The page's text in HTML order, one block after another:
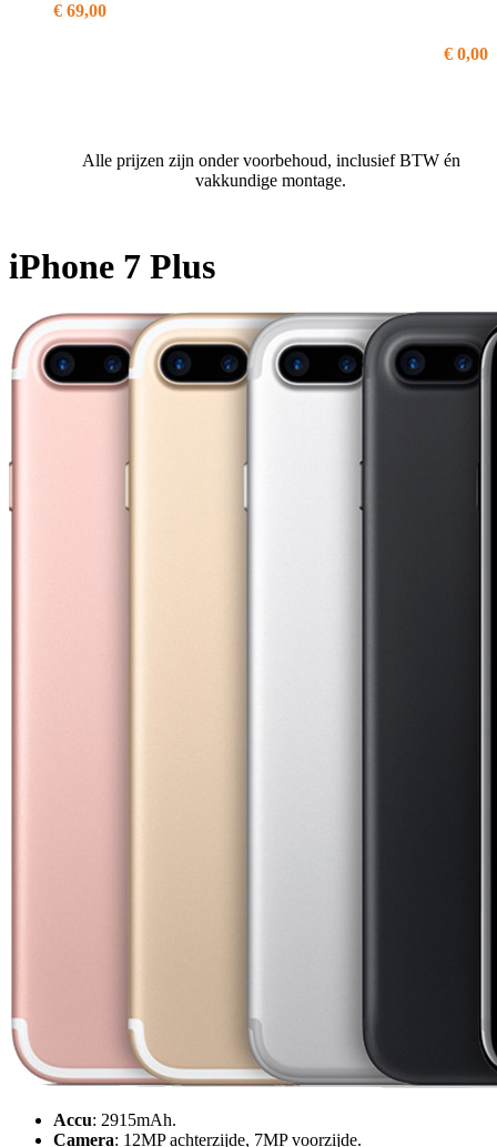
€ 69,00
€ 0,00
Alle prijzen zijn onder voorbehoud, inclusief BTW én
vakkundige montage.
iPhone 7 Plus
Accu: 2915mAh.
Camera: 12MP achterzijde, 7MP voorzijde.